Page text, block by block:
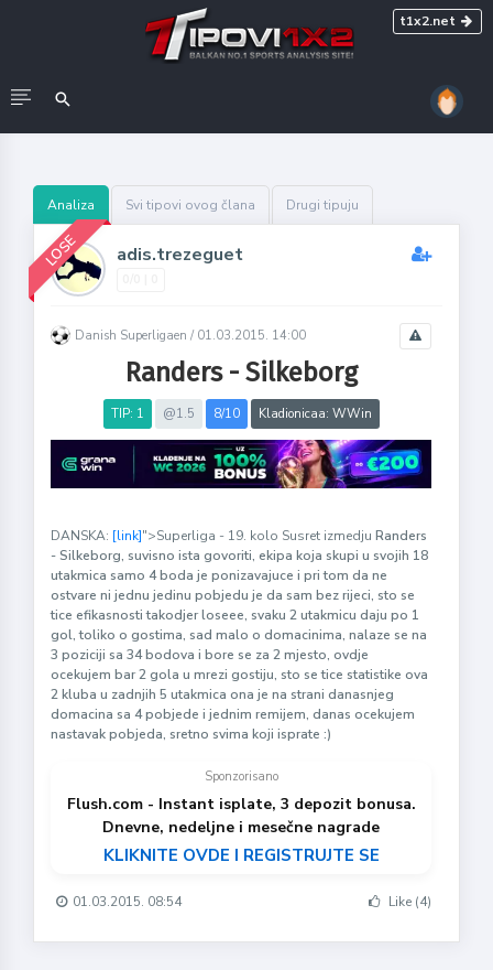
t1x2.net
Analiza Svi tipovi ovog člana Drugi tipuju
LOSE adis.trezeguet
Danish Superligaen / 01.03.2015. 14:00
Randers - Silkeborg
TIP: 1 @1.5 8/10 Kladionicaa: WWin
DANSKA: [link]">Superliga - 19. kolo Susret izmedju Randers
- Silkeborg, suvisno ista govoriti, ekipa koja skupi u svojih 18
utakmica samo 4 boda je ponizavajuce i pri tom da ne
ostvare ni jednu jedinu pobjedu je da sam bez rijeci, sto se
tice efikasnosti takodjer loseee, svaku 2 utakmicu daju po 1
gol, toliko o gostima, sad malo o domacinima, nalaze se na
3 poziciji sa 34 bodova i bore se za 2 mjesto, ovdje
ocekujem bar 2 gola u mrezi gostiju, sto se tice statistike ova
2 kluba u zadnjih 5 utakmica ona je na strani danasnjeg
domacina sa 4 pobjede i jednim remijem, danas ocekujem
nastavak pobjeda, sretno svima koji isprate :)
Sponzorisano
Flush.com - Instant isplate, 3 depozit bonusa.
Dnevne, nedeljne i mesečne nagrade
KLIKNITE OVDE I REGISTRUJTE SE
01.03.2015. 08:54 Like (4)